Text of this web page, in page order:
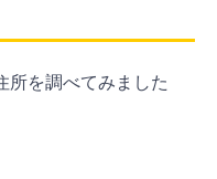
所を調べてみました